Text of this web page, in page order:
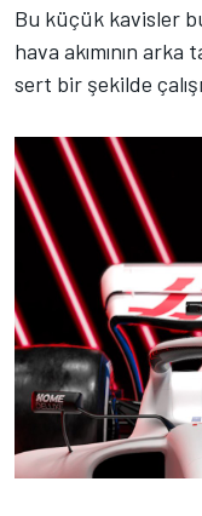
Bu küçük kavisler
hava akımının
sert bir şekilde